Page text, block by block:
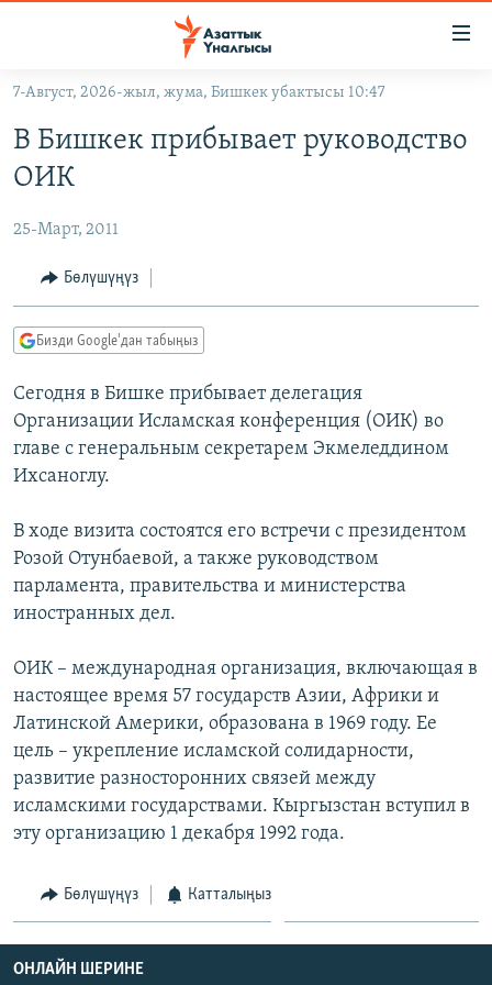
Навигацияга
өтүңүз
салыңыз
САЯСАТ
ЭКОНОМИКА
ДҮЙНӨ
БОРБОР АЗИЯ
УКРАИНА
АТАЙЫН ИЛИКТӨӨ
БҮГҮН АЗАТТЫКТА
ЭКСПЕРТТЕР ТАЛДАЙТ
БИЗ ЖАНА ДҮЙНӨ
ДАНИСТЕ
АЗАТТЫК+
ЫҢГАЙСЫЗ СУРООЛОР
ПОДКАСТ
ӨЗГӨЧӨ ПИКИР
Русский
ЭЕ/АРнун бардык сайттары
7-Август, 2026-жыл, жума, Бишкек убактысы 10:47
В Бишкек прибывает руководство
ОИК
25-Март, 2011
Бөлүшүңүз
Бизди Google'дан табыңыз
Сегодня в Бишке прибывает делегация
Организации Исламская конференция (ОИК) во
главе с генеральным секретарем Экмеледдином
Ихсаноглу.
В ходе визита состоятся его встречи с президентом
Розой Отунбаевой, а также руководством
парламента, правительства и министерства
иностранных дел.
ОИК – международная организация, включающая в
настоящее время 57 государств Азии, Африки и
Латинской Америки, образована в 1969 году. Ее
цель – укрепление исламской солидарности,
развитие разносторонних связей между
исламскими государствами. Кыргызстан вступил в
эту организацию 1 декабря 1992 года.
Бөлүшүңүз Катталыңыз
ОНЛАЙН ШЕРИНЕ